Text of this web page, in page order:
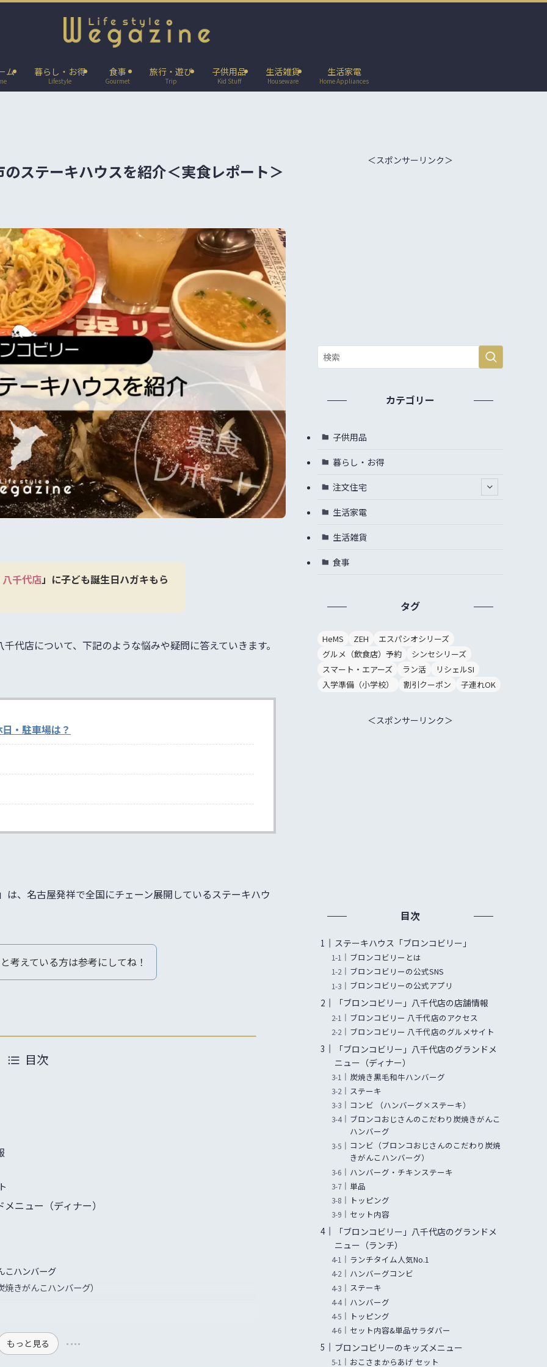
ム 暮らし・お得
Lifestyle
食事
Gourmet
旅行・遊び
Trip
子供用品
Kid Stuff
生活雑貨
Houseware
生活家電
Home Appliances
ステーキハウスを紹介＜実食レポート＞
千代店」に子ども誕生日ハガキもら
代店について、下記のような悩みや疑問に答えていきます。
・駐車場は？
は、名古屋発祥で全国にチェーン展開しているステーキハウ
考えている方は参考にしてね！
目次
ニュー（ディナー）
こハンバーグ
きがんこハンバーグ）
もっと見る
＜スポンサーリンク＞
カテゴリー
子供用品
暮らし・お得
注文住宅
生活家電
生活雑貨
食事
タグ
HeMS ZEH
エスパシオシリーズ
グルメ（飲食店）予約
シンセシリーズ
スマート・エアーズ
ラン活
リシェルSI
入学準備（小学校）
割引クーポン 子連れOK
＜スポンサーリンク＞
目次
ステーキハウス「ブロンコビリー」
ブロンコビリーとは
ブロンコビリーの公式SNS
ブロンコビリーの公式アプリ
「ブロンコビリー」八千代店の店舗情報
ブロンコビリー 八千代店のアクセス
ブロンコビリー 八千代店のグルメサイト
「ブロンコビリー」八千代店のグランドメ
ニュー（ディナー）
炭焼き黒毛和牛ハンバーグ
ステーキ
コンビ （ハンバーグ×ステーキ）
ブロンコおじさんのこだわり炭焼きがんこ
ハンバーグ
コンビ（ブロンコおじさんのこだわり炭焼
きがんこハンバーグ）
ハンバーグ・チキンステーキ
単品
トッピング
セット内容
「ブロンコビリー」八千代店のグランドメ
ニュー（ランチ）
ランチタイム人気No.1
ハンバーグコンビ
ステーキ
ハンバーグ
トッピング
セット内容&単品サラダバー
ブロンコビリーのキッズメニュー
おこさまからあげ セット